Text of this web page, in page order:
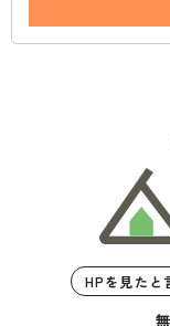
HPを見たと